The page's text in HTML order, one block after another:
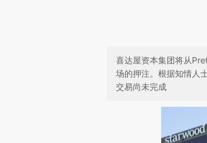
喜达屋资本集团将从
场的押注。根据知情人
交易尚未完成